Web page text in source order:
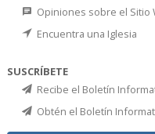
Opiniones sobre el Sitio
Encuentra una Iglesia
SUSCRÍBETE
Recibe el Boletín
Obtén el Boletín